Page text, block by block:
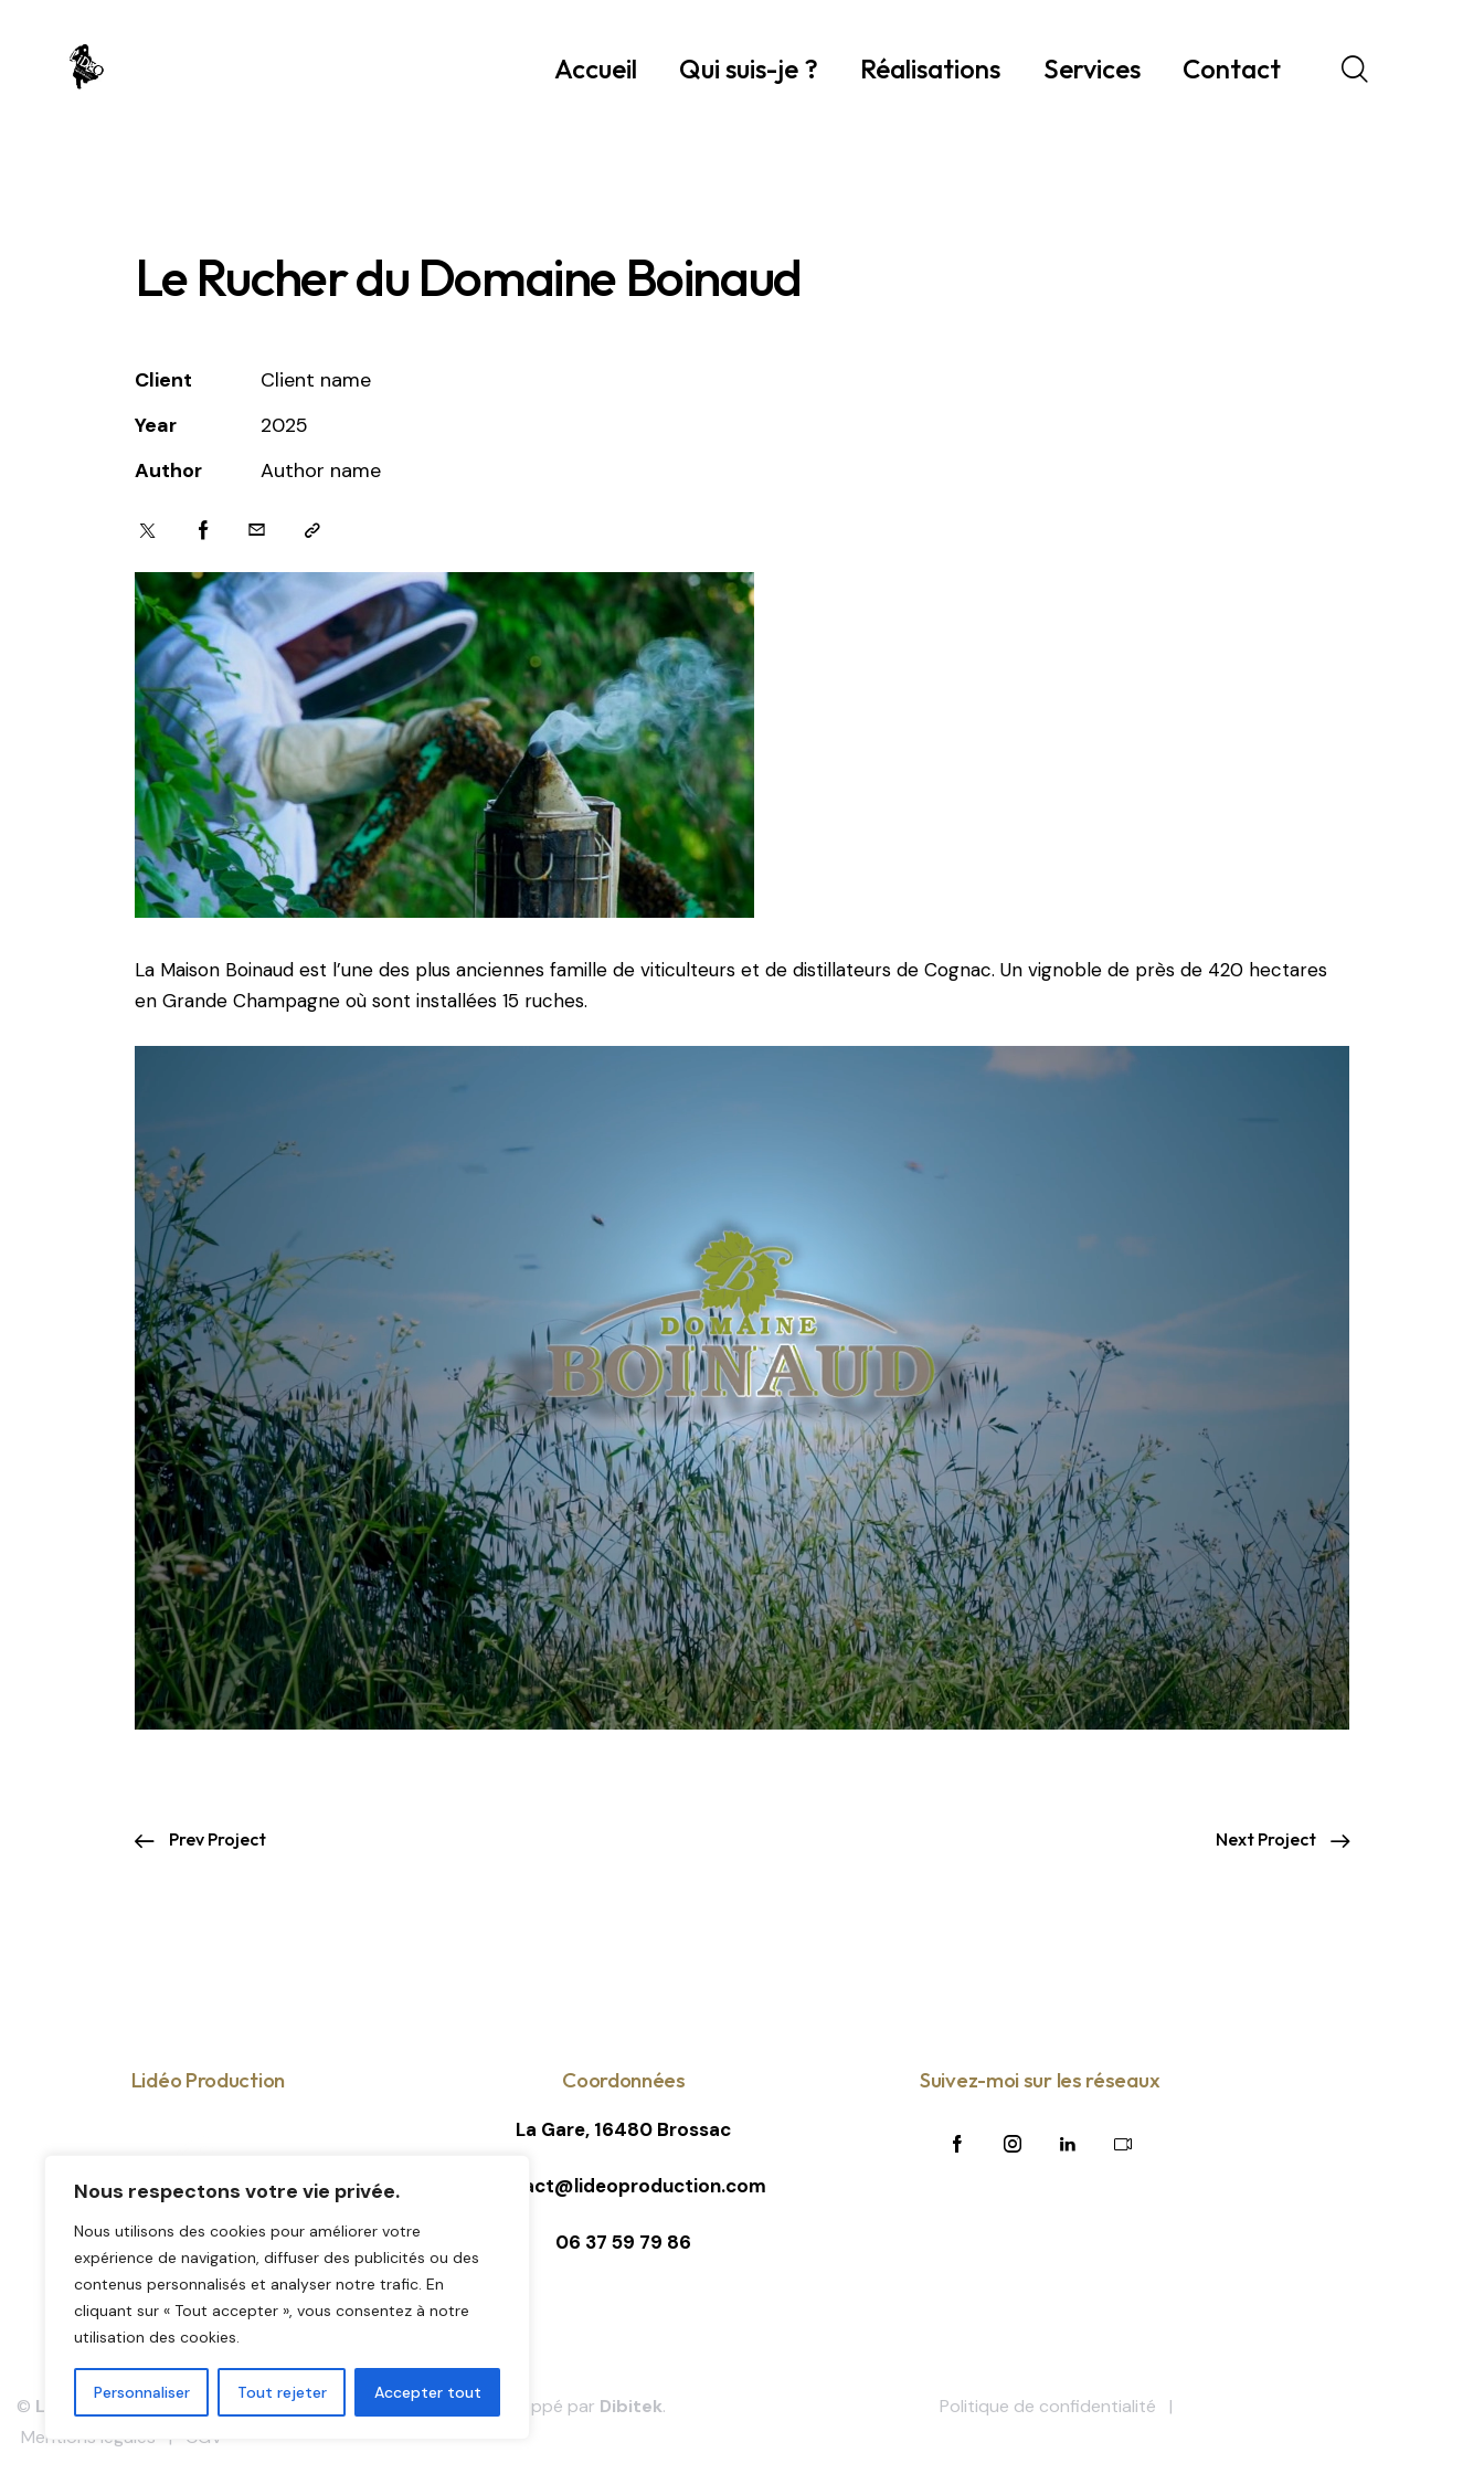
Nous respectons votre vie privée.
Nous utilisons des cookies pour améliorer votre
expérience de navigation, diffuser des publicités ou des
contenus personnalisés et analyser notre trafic. En
cliquant sur « Tout accepter », vous consentez à notre
utilisation des cookies.
Personnaliser Tout rejeter Accepter tout
Accueil Qui suis-je ? Réalisations Services Contact
Le Rucher du Domaine Boinaud
Client
Client name
Year
2025
Author
Author name
La Maison Boinaud est l’une des plus anciennes famille de viticulteurs et de distillateurs de Cognac. Un vignoble de près de 420 hectares
en Grande Champagne où sont installées 15 ruches.
Prev Project Next Project
Lidéo Production Coordonnées
La Gare, 16480 Brossac
contact@lideoproduction.com
06 37 59 79 86
Suivez-moi sur les réseaux
© Lidéo Production – 2026 | Tous droits réservés | Site développé par Dibitek. Politique de confidentialité |
Mentions légales | CGV